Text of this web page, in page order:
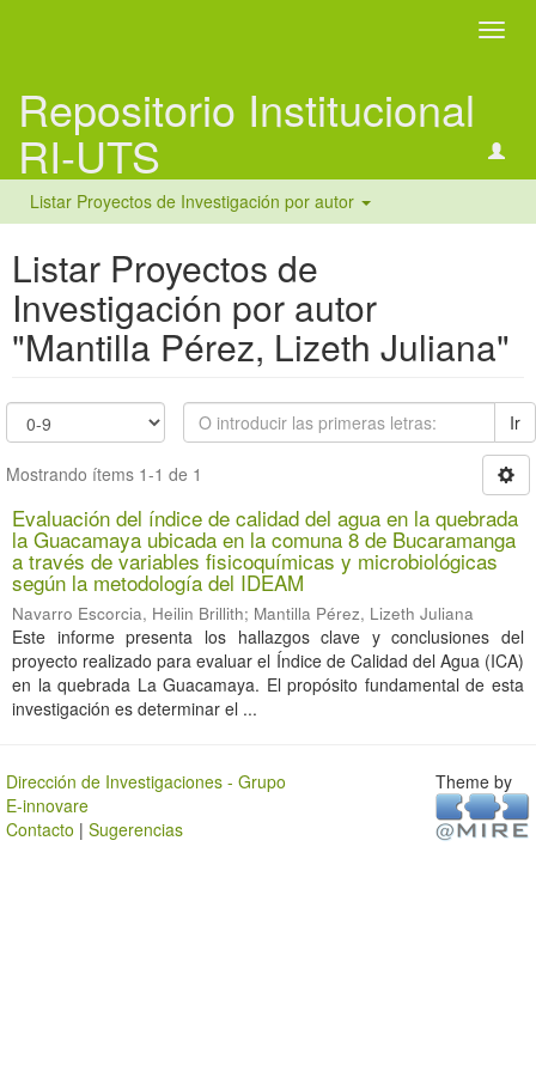
Repositorio Institucional
RI-UTS
Listar Proyectos de Investigación por autor
Listar Proyectos de
Investigación por autor
"Mantilla Pérez, Lizeth Juliana"
Ir
Mostrando ítems 1-1 de 1
Evaluación del índice de calidad del agua en la quebrada
la Guacamaya ubicada en la comuna 8 de Bucaramanga
a través de variables fisicoquímicas y microbiológicas
según la metodología del IDEAM
Navarro Escorcia, Heilin Brillith; Mantilla Pérez, Lizeth Juliana
Este informe presenta los hallazgos clave y conclusiones del
proyecto realizado para evaluar el Índice de Calidad del Agua (ICA)
en la quebrada La Guacamaya. El propósito fundamental de esta
investigación es determinar el ...
Dirección de Investigaciones - Grupo
E-innovare
Contacto | Sugerencias
Theme by